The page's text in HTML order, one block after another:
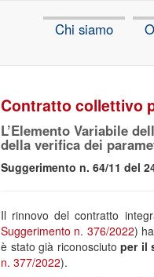
Chi siamo
Contratto collettivo
L’Elemento Variabile
della verifica dei
Suggerimento n. 64/11 del
Il rinnovo del contratto
Suggerimento n. 376/2022)
è stato già riconosciutoper il
n. 377/2022).